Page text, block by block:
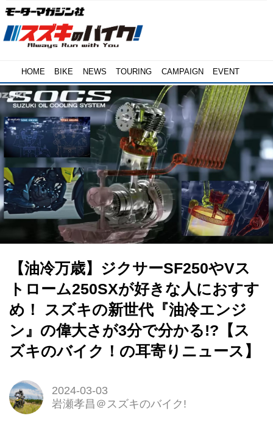
HOME BIKE NEWS TOURING CAMPAIGN EVENT
【油冷万歳】ジクサーSF250やVス
トローム250SXが好きな人におすす
め！ スズキの新世代『油冷エンジ
ン』の偉大さが3分で分かる!?【ス
ズキのバイク！の耳寄りニュース】
2024-03-03
岩瀬孝昌＠スズキのバイク!